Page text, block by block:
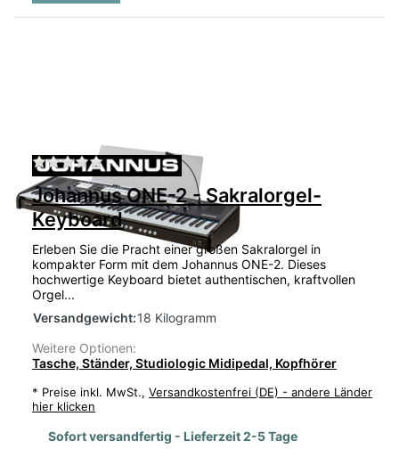
Zu diesem Produkt liegen noch keine
Johannus ONE-2 - Sakralorgel-
Keyboard
Erleben Sie die Pracht einer großen Sakralorgel in
kompakter Form mit dem Johannus ONE-2. Dieses
hochwertige Keyboard bietet authentischen, kraftvollen
Orgel...
Versandgewicht:18 Kilogramm
Weitere Optionen:
Tasche, Ständer, Studiologic Midipedal, Kopfhörer
* Preise inkl. MwSt., Versandkostenfrei (DE) - andere Länder
hier klicken
Sofort versandfertig - Lieferzeit 2-5 Tage